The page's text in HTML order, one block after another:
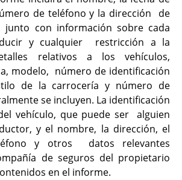
de teléfono y la dirección de
junto con información sobre cada
y cualquier restricción a la
relativos a los vehículos,
modelo, número de identificación
de la carrocería y número de
se incluyen. La identificación
vehículo, que puede ser alguien
y el nombre, la dirección, el
y otros datos relevantes
de seguros del propietario
en el informe.